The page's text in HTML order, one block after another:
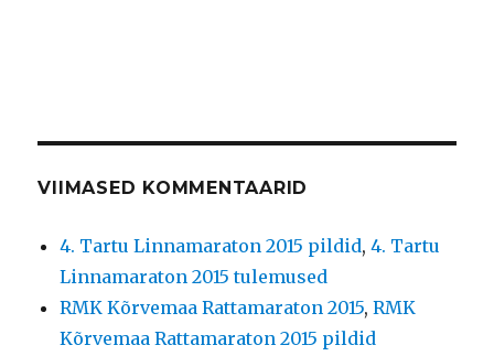
VIIMASED KOMMENTAARID
4. Tartu Linnamaraton 2015 pildid,4. Tartu
Linnamaraton 2015 tulemused
RMK Kõrvemaa Rattamaraton 2015,RMK
Kõrvemaa Rattamaraton 2015 pildid